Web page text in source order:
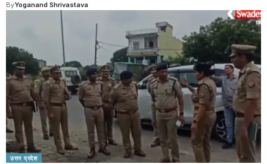
ByYoganand Shrivastava
उत्तर प्रदेश